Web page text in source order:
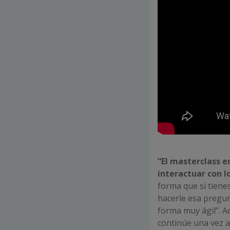
“El masterclass
interactuar con
forma que si
hacerle esa
forma muy ágil”.
continúe una vez